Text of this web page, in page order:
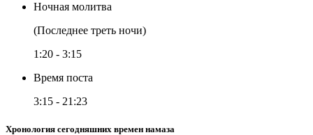
Ночная молитва
(Последнее треть ночи)
1:20 - 3:15
Время поста
3:15 - 21:23
Хронология сегодняшних времен намаза